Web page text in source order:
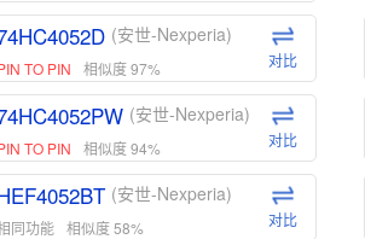
(安世-Nexperia)
TO PIN 相似度 97% 对比
(安世-Nexperia)
TO PIN 相似度 94% 对比
(安世-Nexperia)
同功能 相似度 58% 对比